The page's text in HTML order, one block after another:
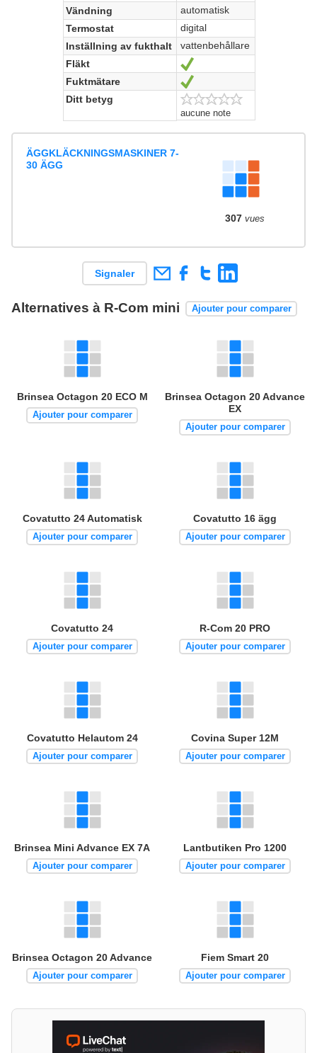
Vändning
automatisk
Termostat
digital
Inställning av fukthalt
vattenbehållare
Fläkt
Fuktmätare
Ditt betyg
aucune note
ÄGGKLÄCKNINGSMASKINER 7-
30 ÄGG
307 vues
Signaler
Alternatives à R-Com mini Ajouter pour comparer
Brinsea Octagon 20 ECO M
Ajouter pour comparer
Brinsea Octagon 20 Advance
EX
Ajouter pour comparer
Covatutto 24 Automatisk
Ajouter pour comparer
Covatutto 16 ägg
Ajouter pour comparer
Covatutto 24
Ajouter pour comparer
R-Com 20 PRO
Ajouter pour comparer
Covatutto Helautom 24
Ajouter pour comparer
Covina Super 12M
Ajouter pour comparer
Brinsea Mini Advance EX 7A
Ajouter pour comparer
Lantbutiken Pro 1200
Ajouter pour comparer
Brinsea Octagon 20 Advance
Ajouter pour comparer
Fiem Smart 20
Ajouter pour comparer